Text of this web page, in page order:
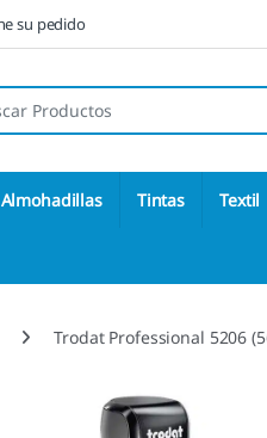
su pedido
de:
Almohadillas Tintas Textil
Trodat Professional 5206